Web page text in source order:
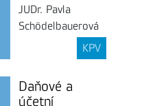
JUDr. Pavla
Schödelbauerová
KPV
Daňové a
účetní